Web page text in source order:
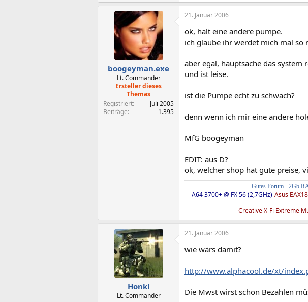
boogeyman.exe
Lt. Commander
Ersteller dieses
Themas
Registriert
Juli 2005
Beiträge
1.395
21. Januar 2006
ok, halt eine andere pumpe.
ich glaube ihr werdet mich mal so
aber egal, hauptsache das system
und ist leise.
ist die Pumpe echt zu schwach?
denn wenn ich mir eine andere
MfG boogeyman
EDIT: aus D?
ok, welcher shop hat gute preise,
Gutes Forum- 2Gb
A64 3700+ @ FX 56 (2,7GHz)-Asus
Creative X-Fi Extreme
Honkl
Lt. Commander
21. Januar 2006
wie wärs damit?
http://www.alphacool.de/xt/
Die Mwst wirst schon Bezahlen